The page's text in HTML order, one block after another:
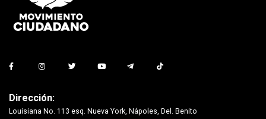
Dirección:
Louisiana No. 113 esq. Nueva York, Nápoles, Del. Benito